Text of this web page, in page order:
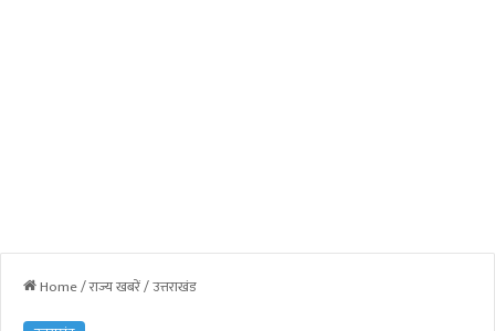
Home/राज्य खबरें/उत्तराखंड